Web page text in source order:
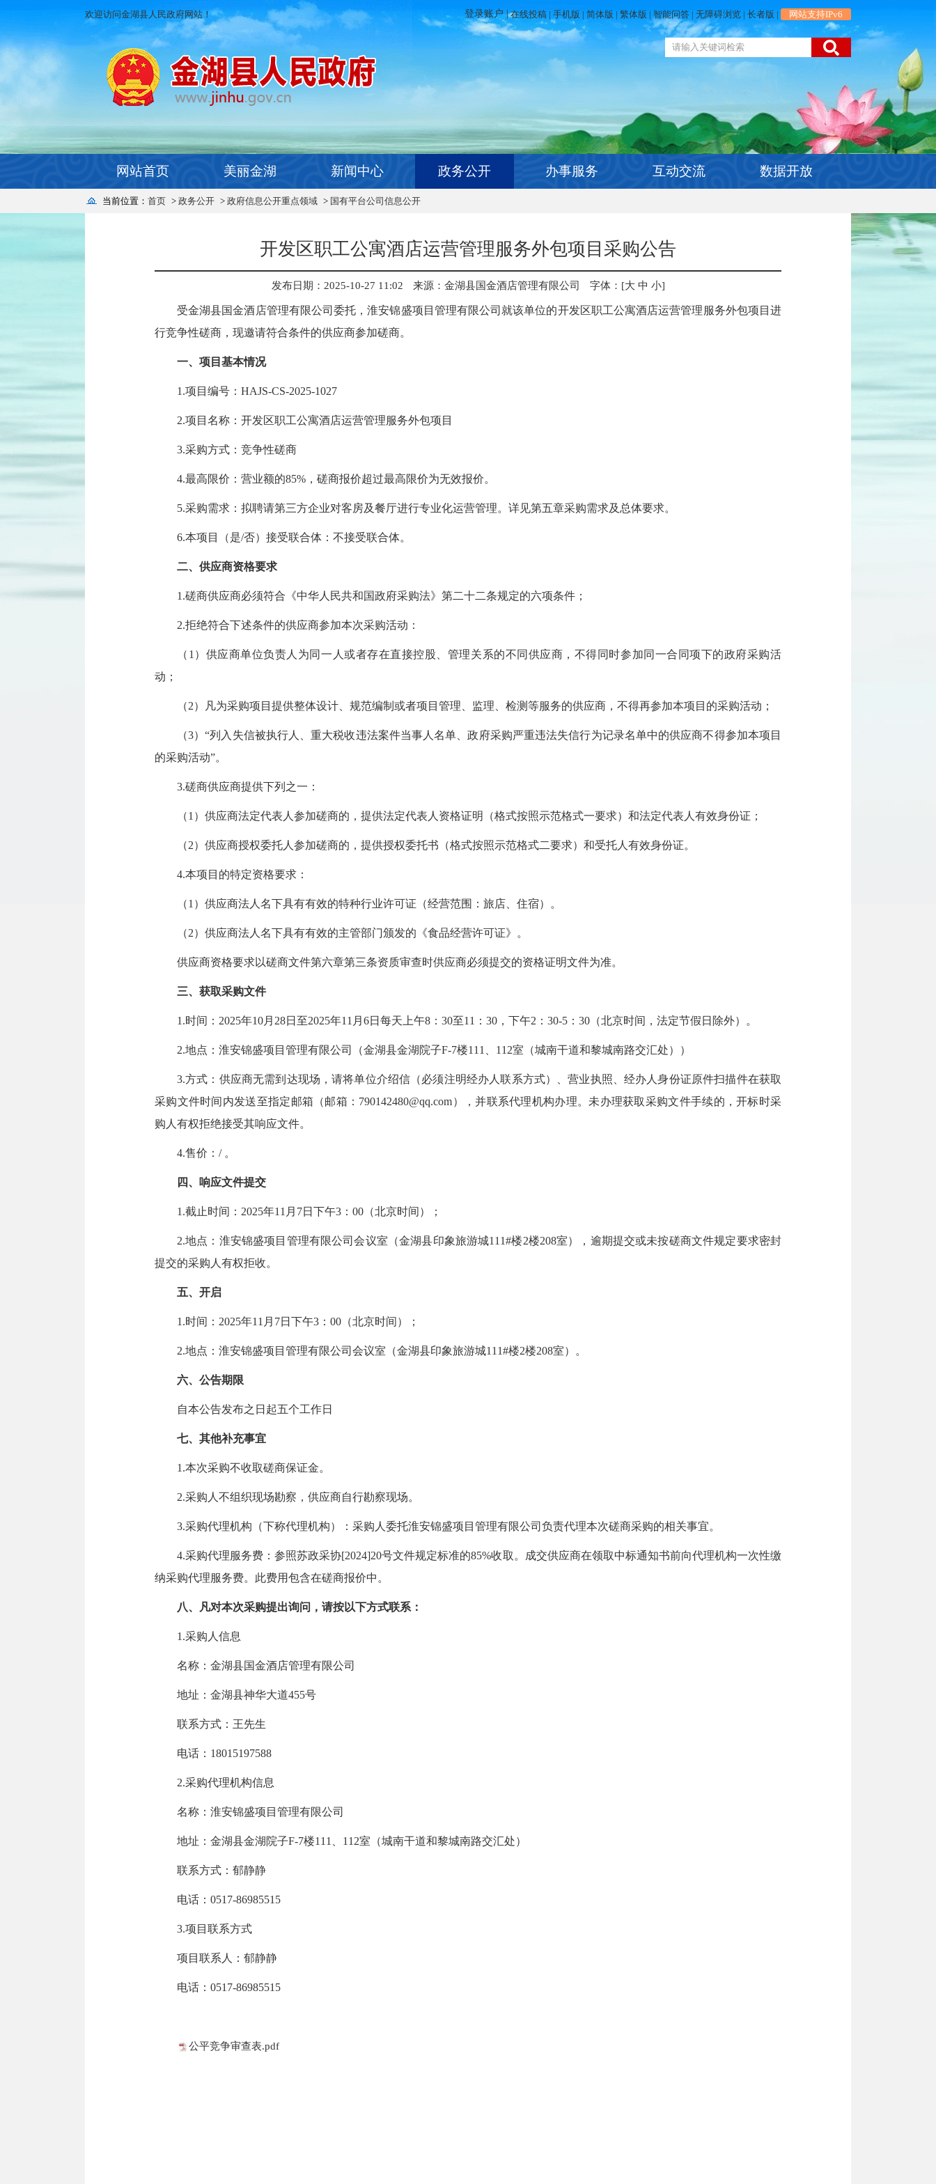
欢迎访问金湖县人民政府网站！ 在线投稿 | 手机版 | 简体版 | 繁体版 | 智能问答 | 无障碍浏览 | 长者版 | 网站支持IPv6
网站首页 美丽金湖 新闻中心 政务公开 办事服务 互动交流 数据开放
当前位置： 首页 > 政务公开 > 政府信息公开重点领域 > 国有平台公司信息公开
开发区职工公寓酒店运营管理服务外包项目采购公告
发布日期：2025-10-27 11:02 来源：金湖县国金酒店管理有限公司 字体：[大 中 小]
受金湖县国金酒店管理有限公司委托，淮安锦盛项目管理有限公司就该单位的开发区职工公寓酒店运营管理服务外包项目进
行竞争性磋商，现邀请符合条件的供应商参加磋商。
一、项目基本情况
1.项目编号：HAJS-CS-2025-1027
2.项目名称：开发区职工公寓酒店运营管理服务外包项目
3.采购方式：竞争性磋商
4.最高限价：营业额的85%，磋商报价超过最高限价为无效报价。
5.采购需求：拟聘请第三方企业对客房及餐厅进行专业化运营管理。详见第五章采购需求及总体要求。
6.本项目（是/否）接受联合体：不接受联合体。
二、供应商资格要求
1.磋商供应商必须符合《中华人民共和国政府采购法》第二十二条规定的六项条件；
2.拒绝符合下述条件的供应商参加本次采购活动：
（1）供应商单位负责人为同一人或者存在直接控股、管理关系的不同供应商，不得同时参加同一合同项下的政府采购活
动；
（2）凡为采购项目提供整体设计、规范编制或者项目管理、监理、检测等服务的供应商，不得再参加本项目的采购活动；
（3）“列入失信被执行人、重大税收违法案件当事人名单、政府采购严重违法失信行为记录名单中的供应商不得参加本项目
的采购活动”。
3.磋商供应商提供下列之一：
（1）供应商法定代表人参加磋商的，提供法定代表人资格证明（格式按照示范格式一要求）和法定代表人有效身份证；
（2）供应商授权委托人参加磋商的，提供授权委托书（格式按照示范格式二要求）和受托人有效身份证。
4.本项目的特定资格要求：
（1）供应商法人名下具有有效的特种行业许可证（经营范围：旅店、住宿）。
（2）供应商法人名下具有有效的主管部门颁发的《食品经营许可证》。
供应商资格要求以磋商文件第六章第三条资质审查时供应商必须提交的资格证明文件为准。
三、获取采购文件
1.时间：2025年10月28日至2025年11月6日每天上午8：30至11：30，下午2：30-5：30（北京时间，法定节假日除外）。
2.地点：淮安锦盛项目管理有限公司（金湖县金湖院子F-7楼111、112室（城南干道和黎城南路交汇处））
3.方式：供应商无需到达现场，请将单位介绍信（必须注明经办人联系方式）、营业执照、经办人身份证原件扫描件在获取
采购文件时间内发送至指定邮箱（邮箱：790142480@qq.com），并联系代理机构办理。未办理获取采购文件手续的，开标时采
购人有权拒绝接受其响应文件。
4.售价：/ 。
四、响应文件提交
1.截止时间：2025年11月7日下午3：00（北京时间）；
2.地点：淮安锦盛项目管理有限公司会议室（金湖县印象旅游城111#楼2楼208室），逾期提交或未按磋商文件规定要求密封
提交的采购人有权拒收。
五、开启
1.时间：2025年11月7日下午3：00（北京时间）；
2.地点：淮安锦盛项目管理有限公司会议室（金湖县印象旅游城111#楼2楼208室）。
六、公告期限
自本公告发布之日起五个工作日
七、其他补充事宜
1.本次采购不收取磋商保证金。
2.采购人不组织现场勘察，供应商自行勘察现场。
3.采购代理机构（下称代理机构）：采购人委托淮安锦盛项目管理有限公司负责代理本次磋商采购的相关事宜。
4.采购代理服务费：参照苏政采协[2024]20号文件规定标准的85%收取。成交供应商在领取中标通知书前向代理机构一次性缴
纳采购代理服务费。此费用包含在磋商报价中。
八、凡对本次采购提出询问，请按以下方式联系：
1.采购人信息
名称：金湖县国金酒店管理有限公司
地址：金湖县神华大道455号
联系方式：王先生
电话：18015197588
2.采购代理机构信息
名称：淮安锦盛项目管理有限公司
地址：金湖县金湖院子F-7楼111、112室（城南干道和黎城南路交汇处）
联系方式：郁静静
电话：0517-86985515
3.项目联系方式
项目联系人：郁静静
电话：0517-86985515
公平竞争审查表.pdf